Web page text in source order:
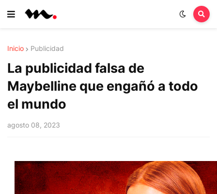
Inicio Publicidad
La publicidad falsa de
Maybelline que engañó a todo
el mundo
agosto 08, 2023